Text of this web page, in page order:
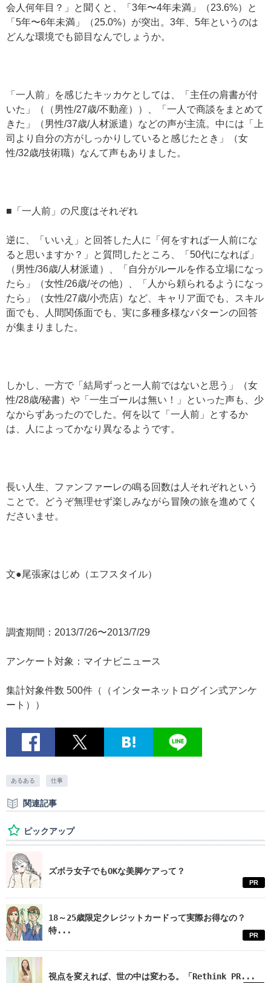
会人何年目？」と聞くと、「3年〜4年未満」（23.6%）と
「5年〜6年未満」（25.0%）が突出。3年、5年というのは
どんな環境でも節目なんでしょうか。
「一人前」を感じたキッカケとしては、「主任の肩書が付
いた」（（男性/27歳/不動産））、「一人で商談をまとめて
きた」（男性/37歳/人材派遣）などの声が主流。中には「上
司より自分の方がしっかりしていると感じたとき」（女
性/32歳/技術職）なんて声もありました。
■「一人前」の尺度はそれぞれ
逆に、「いいえ」と回答した人に「何をすれば一人前にな
ると思いますか？」と質問したところ、「50代になれば」
（男性/36歳/人材派遣）、「自分がルールを作る立場になっ
たら」（女性/26歳/その他）、「人から頼られるようになっ
たら」（女性/27歳/小売店）など、キャリア面でも、スキル
面でも、人間関係面でも、実に多種多様なパターンの回答
が集まりました。
しかし、一方で「結局ずっと一人前ではないと思う」（女
性/28歳/秘書）や「一生ゴールは無い！」といった声も、少
なからずあったのでした。何を以て「一人前」とするか
は、人によってかなり異なるようです。
長い人生、ファンファーレの鳴る回数は人それぞれという
ことで。どうぞ無理せず楽しみながら冒険の旅を進めてく
ださいませ。
文●尾張家はじめ（エフスタイル）
調査期間：2013/7/26〜2013/7/29
アンケート対象：マイナビニュース
集計対象件数 500件（（インターネットログイン式アンケ
ート））
あるある 仕事
関連記事
ピックアップ
ズボラ女子でもOKな美脚ケアって？
PR
18～25歳限定クレジットカードって実際お得なの？
特...
PR
視点を変えれば、世の中は変わる。「Rethink PR...